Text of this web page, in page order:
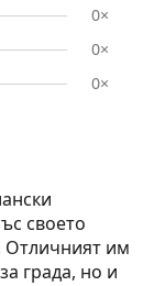
0×
0×
0×
своето
Отличният им
града, но и